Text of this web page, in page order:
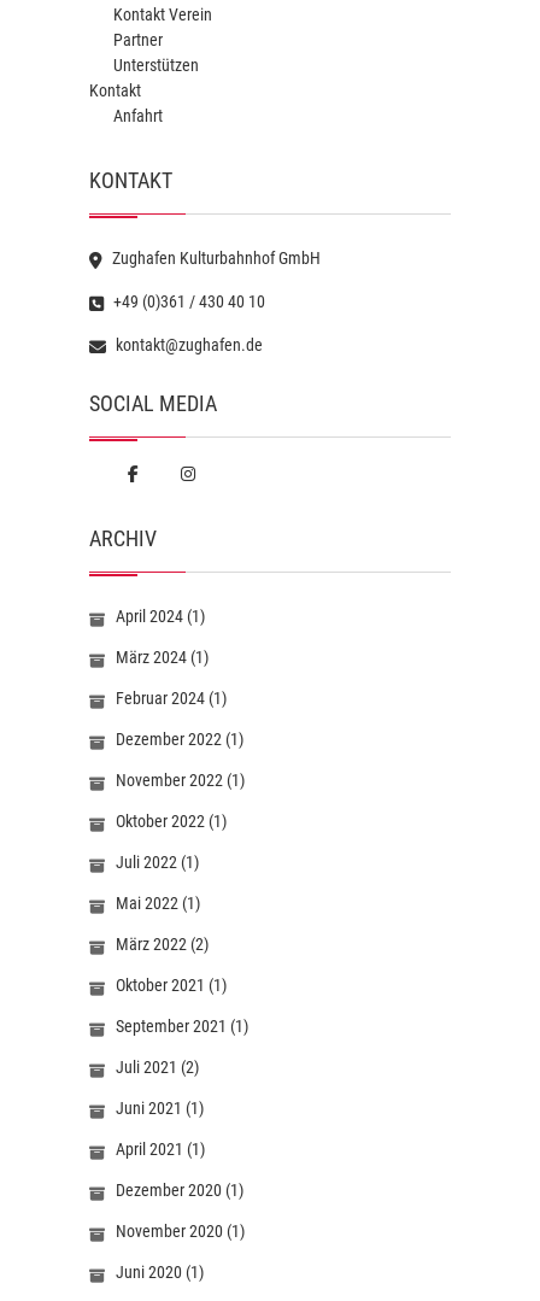
Kontakt Verein
Partner
Unterstützen
Kontakt
Anfahrt
KONTAKT
Zughafen Kulturbahnhof GmbH
+49 (0)361 / 430 40 10
kontakt@zughafen.de
SOCIAL MEDIA
ARCHIV
April 2024 (1)
März 2024 (1)
Februar 2024 (1)
Dezember 2022 (1)
November 2022 (1)
Oktober 2022 (1)
Juli 2022 (1)
Mai 2022 (1)
März 2022 (2)
Oktober 2021 (1)
September 2021 (1)
Juli 2021 (2)
Juni 2021 (1)
April 2021 (1)
Dezember 2020 (1)
November 2020 (1)
Juni 2020 (1)